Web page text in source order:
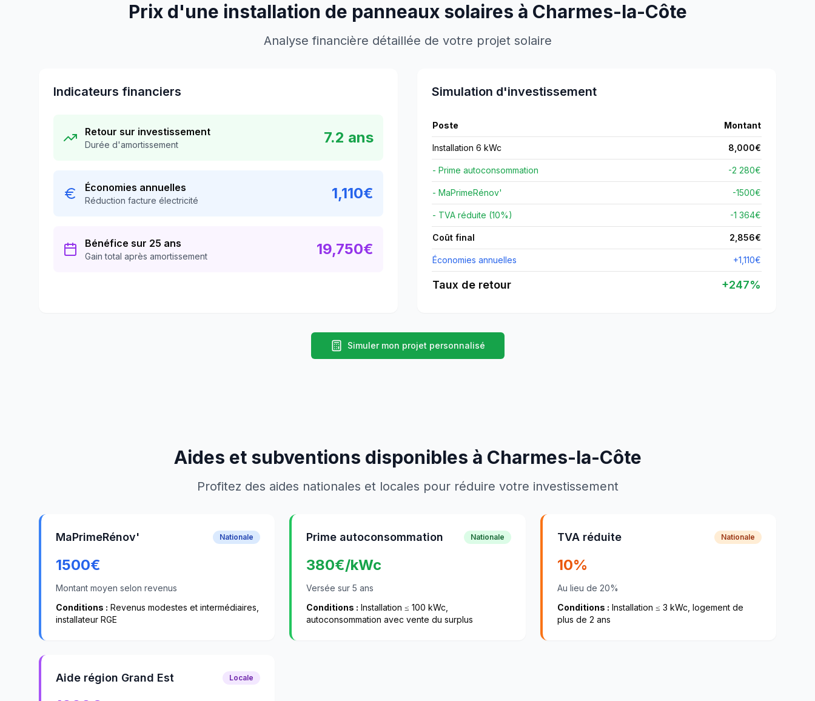
Prix d'une installation de panneaux solaires à Charmes-la-Côte
Analyse financière détaillée de votre projet solaire
Indicateurs financiers
Retour sur investissement
Durée d'amortissement 7.2 ans
Économies annuelles
Réduction facture électricité 1,110€
Bénéfice sur 25 ans
Gain total après amortissement 19,750€
Simulation d'investissement
Poste Montant
Installation 6 kWc 8,000€
- Prime autoconsommation -2 280€
- MaPrimeRénov' -1500€
- TVA réduite (10%) -1 364€
Coût final 2,856€
Économies annuelles +1,110€
Taux de retour +247%
Simuler mon projet personnalisé
Aides et subventions disponibles à Charmes-la-Côte
Profitez des aides nationales et locales pour réduire votre investissement
MaPrimeRénov' Nationale
1500€
Montant moyen selon revenus
Conditions : Revenus modestes et intermédiaires,
installateur RGE
Prime autoconsommation Nationale
380€/kWc
Versée sur 5 ans
Conditions : Installation ≤ 100 kWc,
autoconsommation avec vente du surplus
TVA réduite Nationale
10%
Au lieu de 20%
Conditions : Installation ≤ 3 kWc, logement de
plus de 2 ans
Aide région Grand Est Locale